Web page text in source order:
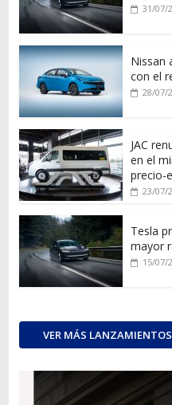
31/07/
Nissan
con el
28/07/
JAC
en el
precio-
23/07/
Tesla
mayor
15/07/
VER MÁS